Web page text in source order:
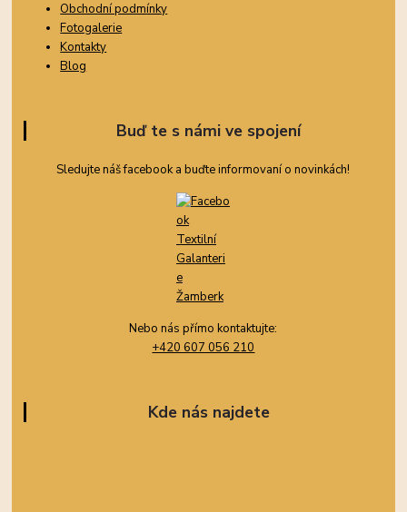
Obchodní podmínky
Fotogalerie
Kontakty
Blog
Buď te s námi ve spojení
Sledujte náš facebook a buďte informovaní o novinkách!
Nebo nás přímo kontaktujte:
+420 607 056 210
Kde nás najdete